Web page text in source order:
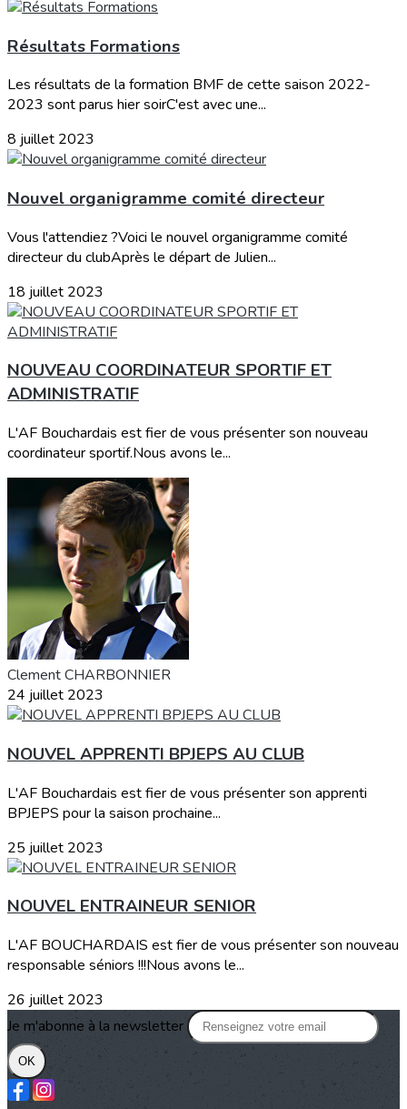
Résultats Formations
Les résultats de la formation BMF de cette saison 2022-
2023 sont parus hier soirC'est avec une...
8 juillet 2023
Nouvel organigramme comité directeur
Vous l'attendiez ?Voici le nouvel organigramme comité
directeur du clubAprès le départ de Julien...
18 juillet 2023
NOUVEAU COORDINATEUR SPORTIF ET
ADMINISTRATIF
L'AF Bouchardais est fier de vous présenter son nouveau
coordinateur sportif.Nous avons le...
Clement CHARBONNIER
24 juillet 2023
NOUVEL APPRENTI BPJEPS AU CLUB
L'AF Bouchardais est fier de vous présenter son apprenti
BPJEPS pour la saison prochaine...
25 juillet 2023
NOUVEL ENTRAINEUR SENIOR
L'AF BOUCHARDAIS est fier de vous présenter son nouveau
responsable séniors !!!Nous avons le...
26 juillet 2023
Je m'abonne à la newsletter
OK